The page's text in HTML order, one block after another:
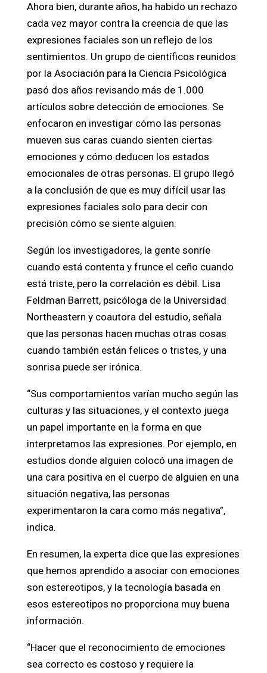
Ahora bien, durante años, ha habido un rechazo
cada vez mayor contra la creencia de que las
expresiones faciales son un reflejo de los
sentimientos. Un grupo de científicos reunidos
por la Asociación para la Ciencia Psicológica
pasó dos años revisando más de 1.000
artículos sobre detección de emociones. Se
enfocaron en investigar cómo las personas
mueven sus caras cuando sienten ciertas
emociones y cómo deducen los estados
emocionales de otras personas. El grupo llegó
a la conclusión de que es muy difícil usar las
expresiones faciales solo para decir con
precisión cómo se siente alguien.
Según los investigadores, la gente sonríe
cuando está contenta y frunce el ceño cuando
está triste, pero la correlación es débil. Lisa
Feldman Barrett, psicóloga de la Universidad
Northeastern y coautora del estudio, señala
que las personas hacen muchas otras cosas
cuando también están felices o tristes, y una
sonrisa puede ser irónica.
“Sus comportamientos varían mucho según las
culturas y las situaciones, y el contexto juega
un papel importante en la forma en que
interpretamos las expresiones. Por ejemplo, en
estudios donde alguien colocó una imagen de
una cara positiva en el cuerpo de alguien en una
situación negativa, las personas
experimentaron la cara como más negativa”,
indica.
En resumen, la experta dice que las expresiones
que hemos aprendido a asociar con emociones
son estereotipos, y la tecnología basada en
esos estereotipos no proporciona muy buena
información.
“Hacer que el reconocimiento de emociones
sea correcto es costoso y requiere la